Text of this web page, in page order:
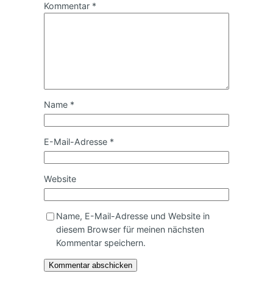
Kommentar *
Name *
E-Mail-Adresse *
Website
Name, E-Mail-Adresse und Website in
diesem Browser für meinen nächsten
Kommentar speichern.